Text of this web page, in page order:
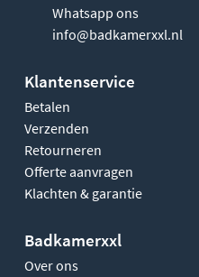
Whatsapp ons
info@badkamerxxl.nl
Klantenservice
Betalen
Verzenden
Retourneren
Offerte aanvragen
Klachten & garantie
Badkamerxxl
Over ons